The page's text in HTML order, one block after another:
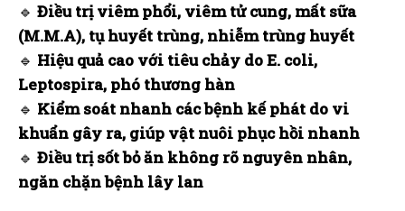
🔹 Điều trị viêm phổi, viêm tử cung, mất sữa
(M.M.A), tụ huyết trùng, nhiễm trùng huyết
🔹 Hiệu quả cao với tiêu chảy do E. coli,
Leptospira, phó thương hàn
🔹 Kiểm soát nhanh các bệnh kế phát do vi
khuẩn gây ra, giúp vật nuôi phục hồi nhanh
🔹 Điều trị sốt bỏ ăn không rõ nguyên nhân,
ngăn chặn bệnh lây lan